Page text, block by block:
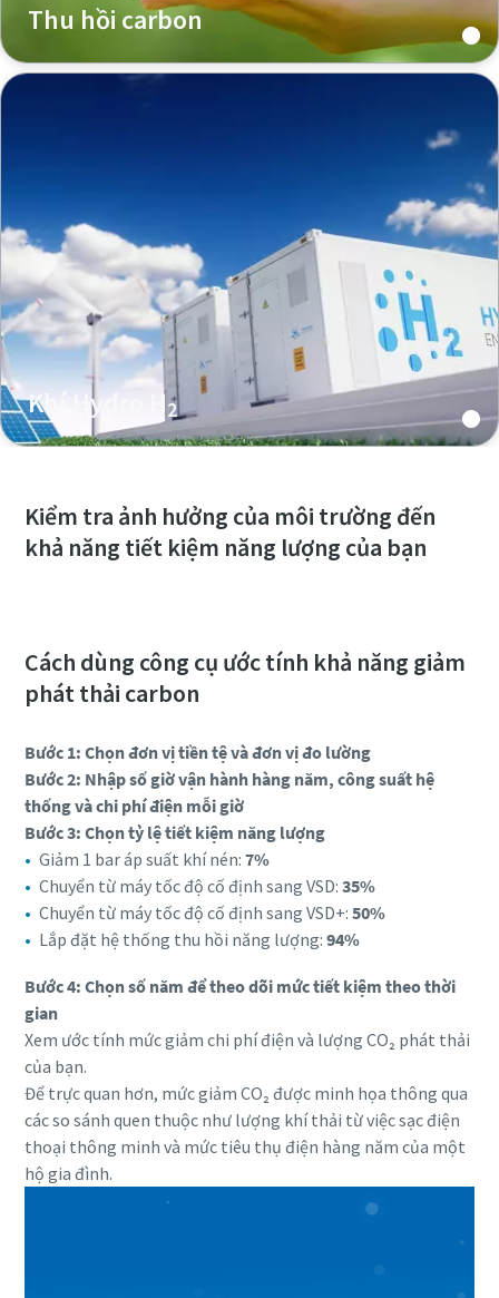
Thu hồi carbon
Khí Hydro H2
Kiểm tra ảnh hưởng của môi trường đến
khả năng tiết kiệm năng lượng của bạn
Cách dùng công cụ ước tính khả năng giảm
phát thải carbon
Bước 1: Chọn đơn vị tiền tệ và đơn vị đo lường
Bước 2: Nhập số giờ vận hành hàng năm, công suất hệ
thống và chi phí điện mỗi giờ
Bước 3: Chọn tỷ lệ tiết kiệm năng lượng
Giảm 1 bar áp suất khí nén:7%
Chuyển từ máy tốc độ cố định sang VSD:35%
Chuyển từ máy tốc độ cố định sang VSD+:50%
Lắp đặt hệ thống thu hồi năng lượng:94%
Bước 4: Chọn số năm để theo dõi mức tiết kiệm theo thời
gian
Xem ước tính mức giảm chi phí điện và lượng CO₂ phát thải
của bạn.
Để trực quan hơn, mức giảm CO₂ được minh họa thông qua
các so sánh quen thuộc như lượng khí thải từ việc sạc điện
thoại thông minh và mức tiêu thụ điện hàng năm của một
hộ gia đình.